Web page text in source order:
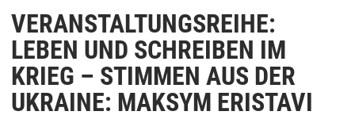
VERANSTALTUNGSREIHE:
LEBEN UND SCHREIBEN IM
KRIEG – STIMMEN AUS DER
UKRAINE: MAKSYM ERISTAVI